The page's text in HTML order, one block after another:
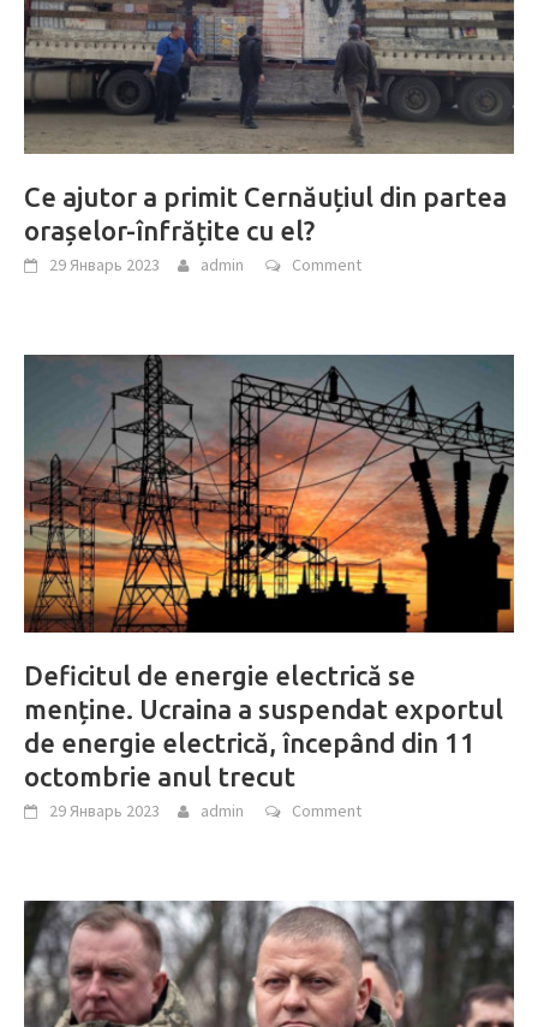
Ce ajutor a primit Cernăuțiul din partea
orașelor-înfrățite cu el?
29 Январь 2023 admin Comment
Deficitul de energie electrică se
menține. Ucraina a suspendat exportul
de energie electrică, începând din 11
octombrie anul trecut
29 Январь 2023 admin Comment